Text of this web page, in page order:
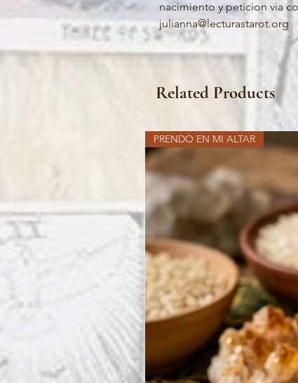
nacimiento y peticion via
julianna@lecturastarot.org
Related Products
PRENDO EN MI ALTAR